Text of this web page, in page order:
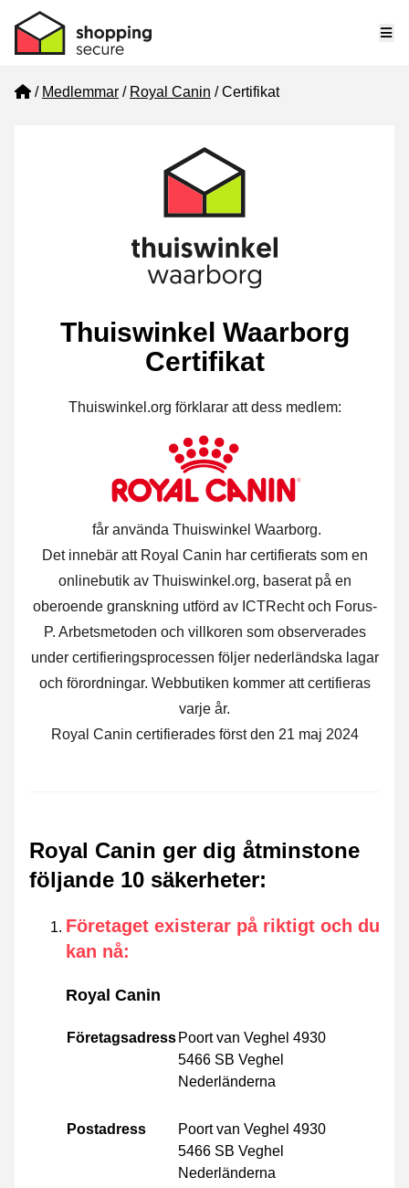
Home
Medlemmar Royal Canin Certifikat
Thuiswinkel Waarborg
Certifikat
Thuiswinkel.org förklarar att dess medlem:
får använda Thuiswinkel Waarborg.
Det innebär att Royal Canin har certifierats som en
onlinebutik av Thuiswinkel.org, baserat på en
oberoende granskning utförd av ICTRecht och Forus-
P. Arbetsmetoden och villkoren som observerades
under certifieringsprocessen följer nederländska lagar
och förordningar. Webbutiken kommer att certifieras
varje år.
Royal Canin certifierades först den 21 maj 2024
Royal Canin ger dig åtminstone
följande 10 säkerheter:
Företaget existerar på riktigt och du
kan nå:
Royal Canin
Företagsadress Poort van Veghel 4930
5466 SB Veghel
Nederländerna
Postadress
Poort van Veghel 4930
5466 SB Veghel
Nederländerna